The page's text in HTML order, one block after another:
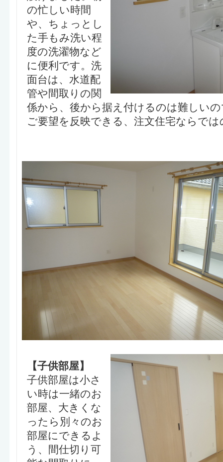
の忙しい時間
や、ちょっとし
た手もみ洗い程
度の洗濯物など
に便利です。洗
面台は、水道配
管や間取りの関
係から、後から据え付けるのは難しい
ご要望を反映できる、注文住宅ならで
【子供部屋】
子供部屋は小さ
い時は一緒のお
部屋、大きくな
ったら別々のお
部屋にできるよ
う、間仕切り可